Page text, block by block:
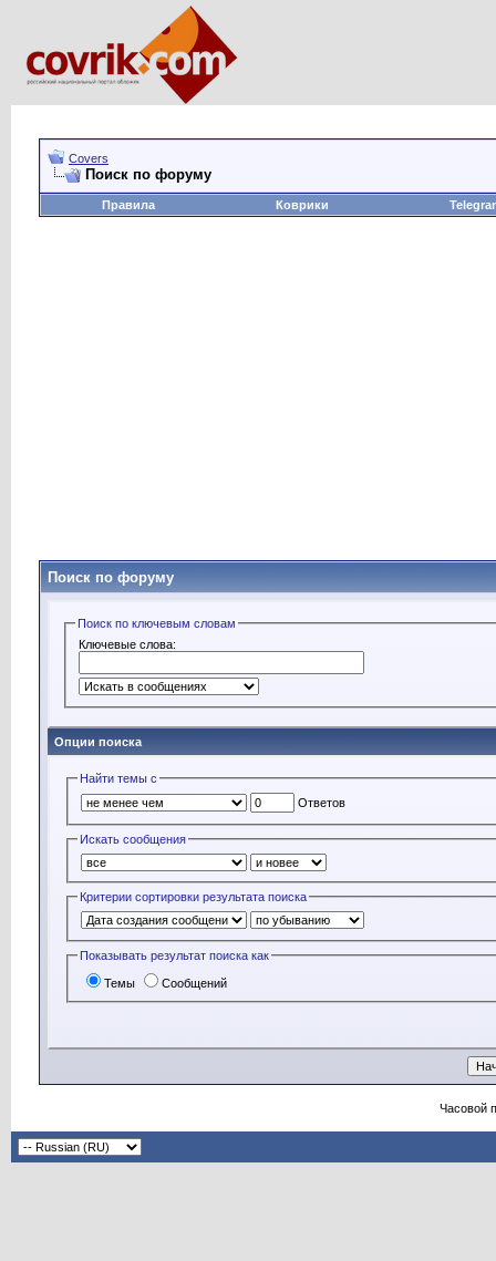
Covers
Поиск по форуму
Правила Коврики
Поиск по форуму
Поиск по ключевым словам
Ключевые слова:
Опции поиска
Найти темы с
Ответов
Искать сообщения
Критерии сортировки результата поиска
Показывать результат поиска как
Темы Сообщений
Часовой